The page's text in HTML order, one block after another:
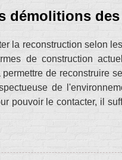
démolitions
la reconstruction selon
de construction
de reconstruire
de
pouvoir le contacter, il